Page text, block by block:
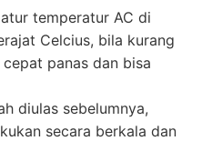
temperatur AC di
Celcius, bila kurang
panas dan bisa
diulas sebelumnya,
secara berkala dan